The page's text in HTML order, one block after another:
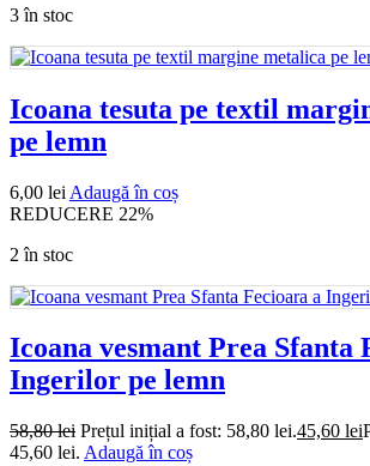
3 în stoc
Icoana tesuta pe textil
pe lemn
6,00 lei Adaugă în coș
REDUCERE 22%
2 în stoc
Icoana vesmant Prea Sfanta
Ingerilor pe lemn
58,80lei Prețul inițial a fost: 58,80 lei.45,60 lei
45,60 lei. Adaugă în coș